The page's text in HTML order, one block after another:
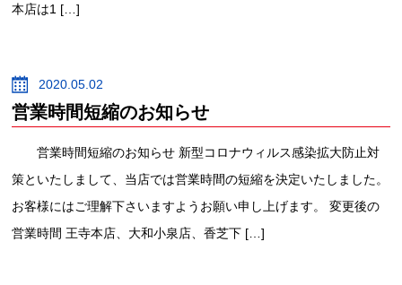
本店は1 […]
2020.05.02
営業時間短縮のお知らせ
営業時間短縮のお知らせ 新型コロナウィルス感染拡大防止対
策といたしまして、当店では営業時間の短縮を決定いたしました。
お客様にはご理解下さいますようお願い申し上げます。 変更後の
営業時間 王寺本店、大和小泉店、香芝下 […]